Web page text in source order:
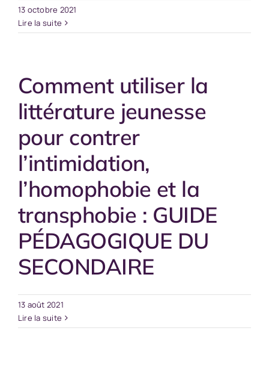
13 octobre 2021
Lire la suite
Comment utiliser la
littérature jeunesse
pour contrer
l’intimidation,
l’homophobie et la
transphobie : GUIDE
PÉDAGOGIQUE DU
SECONDAIRE
13 août 2021
Lire la suite